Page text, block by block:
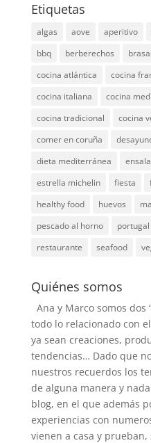
Etiquetas
algas aove aperitivo
bbq
berberechos
cocina atlántica
cocina
cocina italiana
cocina
cocina tradicional
cocina
comer en coruña
dieta mediterránea
estrella michelin
fiesta
healthy food
huevos
pescado al horno
portugal
restaurante
seafood
Quiénes somos
Ana y Marco somos dos
todo lo relacionado con
ya sean creaciones,
tendencias… Dado que
nuestros recuerdos los
de alguna manera y
blog, en el que además
experiencias con
vienen a casa y